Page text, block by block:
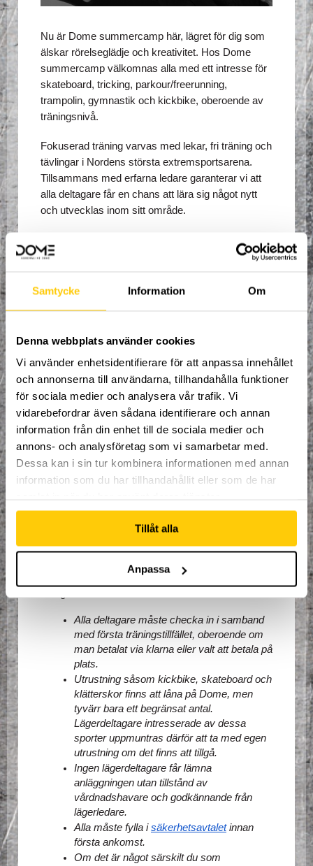
Samtycke Information Om
Denna webbplats använder cookies
Vi använder enhetsidentifierare för att anpassa innehållet
och annonserna till användarna, tillhandahålla funktioner
för sociala medier och analysera vår trafik. Vi
vidarebefordrar även sådana identifierare och annan
information från din enhet till de sociala medier och
annons- och analysföretag som vi samarbetar med.
Dessa kan i sin tur kombinera informationen med annan
information som du har tillhandahållit eller som de har
Tillåt alla
Anpassa
Nu är Dome summercamp här, lägret för dig som
älskar rörelseglädje och kreativitet. Hos Dome
summercamp välkomnas alla med ett intresse för
skateboard, tricking, parkour/freerunning,
trampolin, gymnastik och kickbike, oberoende av
träningsnivå.
Fokuserad träning varvas med lekar, fri träning och
tävlingar i Nordens största extremsportsarena.
Tillsammans med erfarna ledare garanterar vi att
alla deltagare får en chans att lära sig något nytt
och utvecklas inom sitt område.
22/6, 10:00 varje morgon till och med 16:00 varje
anläggningen varje eftermiddag till och med
dagar långt (måndag-torsdag). I
Trampolinstrumpor
Lunch måndag - torsdag.
Mellanmål måndag - torsdag.
Hyra av redskap.
Fri tillgång till hela Dome Adrenaline Zone
Goodiebag till värde av 500kr!
Fribiljett för ett värde av 349 kr på Dome
Inneskor
Alla deltagare måste checka in i samband
med första träningstillfället, oberoende om
man betalat via klarna eller valt att betala på
plats.
Utrustning såsom kickbike, skateboard och
klätterskor finns att låna på Dome, men
tyvärr bara ett begränsat antal.
Lägerdeltagare intresserade av dessa
sporter uppmuntras därför att ta med egen
utrustning om det finns att tillgå.
Ingen lägerdeltagare får lämna
anläggningen utan tillstånd av
vårdnadshavare och godkännande från
lägerledare.
Alla måste fylla i säkerhetsavtalet innan
första ankomst.
Om det är något särskilt du som